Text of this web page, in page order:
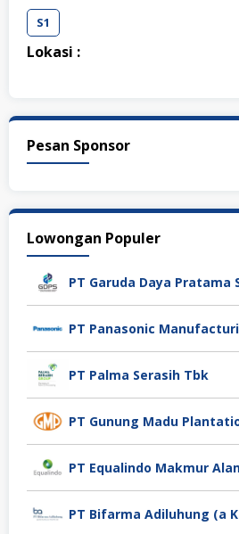
S1
Lokasi :
Pesan Sponsor
Lowongan Populer
PT Garuda Daya Pratama
PT Panasonic
PT Palma Serasih Tbk
PT Gunung Madu
PT Bifarma Adiluhung (a